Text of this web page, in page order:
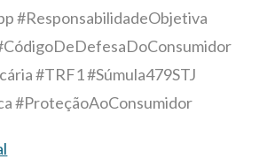
#ResponsabilidadeObjetiva
#TRF1 #Súmula479STJ
#ProteçãoAoConsumidor